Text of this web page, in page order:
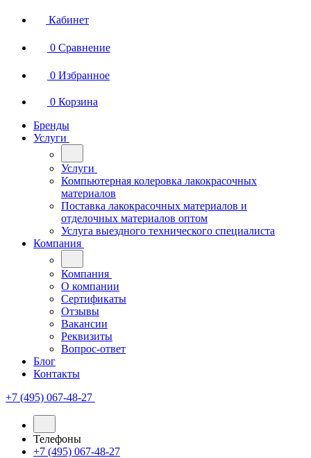
Кабинет
0 Сравнение
0 Избранное
0 Корзина
Бренды
Услуги
Услуги
Компьютерная колеровка лакокрасочных
материалов
Поставка лакокрасочных материалов и
отделочных материалов оптом
Услуга выездного технического специалиста
Компания
Компания
О компании
Сертификаты
Отзывы
Вакансии
Реквизиты
Вопрос-ответ
Блог
Контакты
+7 (495) 067-48-27
Телефоны
+7 (495) 067-48-27